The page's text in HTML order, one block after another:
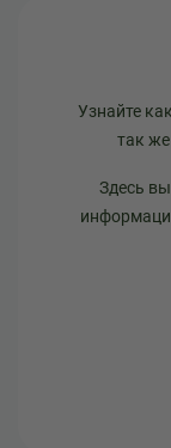
Узнайте
так
Здесь